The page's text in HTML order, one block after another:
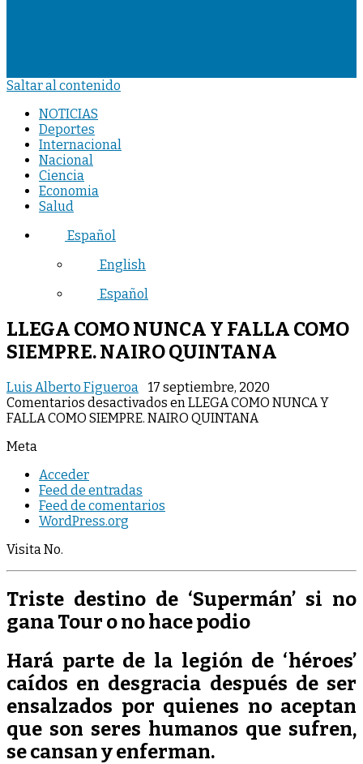
Saltar al contenido
NOTICIAS
Deportes
Internacional
Nacional
Ciencia
Economia
Salud
Español
English
Español
LLEGA COMO NUNCA Y FALLA COMO
SIEMPRE. NAIRO QUINTANA
Luis Alberto Figueroa
17 septiembre, 2020
Comentarios desactivados en LLEGA COMO NUNCA Y
FALLA COMO SIEMPRE. NAIRO QUINTANA
Meta
Acceder
Feed de entradas
Feed de comentarios
WordPress.org
Visita No.
Triste destino de ‘Supermán’ si no
gana Tour o no hace podio
Hará parte de la legión de ‘héroes’
caídos en desgracia después de ser
ensalzados por quienes no aceptan
que son seres humanos que sufren,
se cansan y enferman.